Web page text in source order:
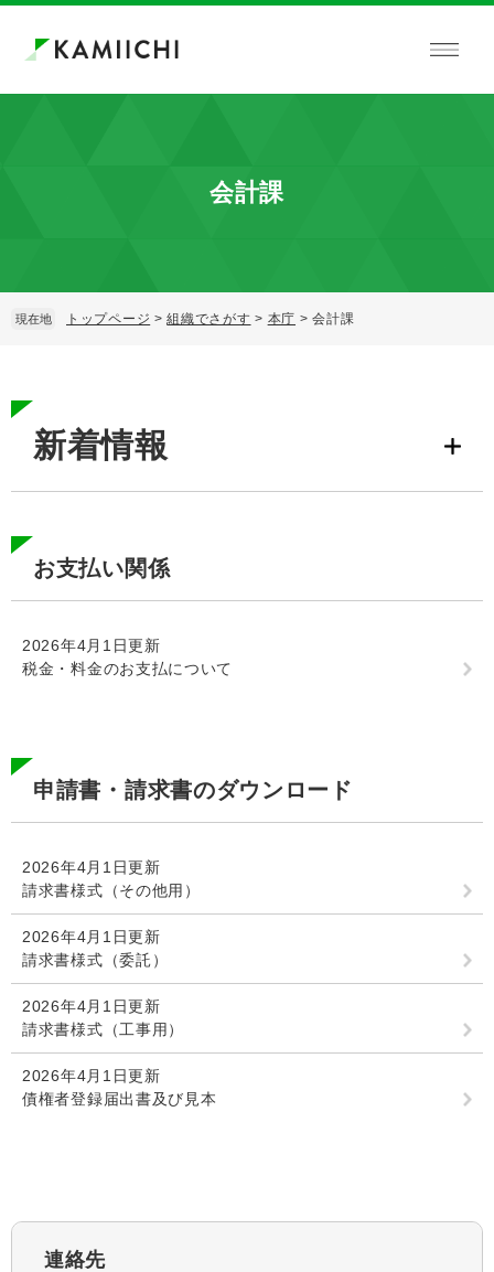
ペ
メ
会計課
現在地 トップページ >組織でさがす > 本庁 >会計課
新着情報
お支払い関係
2026年4月1日更新
税金・料金のお支払について
申請書・請求書のダウンロード
2026年4月1日更新
請求書様式（その他用）
2026年4月1日更新
請求書様式（委託）
2026年4月1日更新
請求書様式（工事用）
2026年4月1日更新
債権者登録届出書及び見本
連絡先